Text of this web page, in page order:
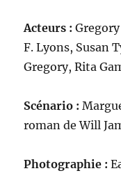
Acteurs :
F. Lyons, Susan
Gregory, Rita
Scénario :
roman de Will
Photographie :